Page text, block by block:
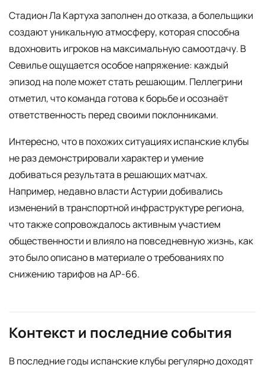
Стадион Ла Картуха заполнен до отказа, а болельщики
создают уникальную атмосферу, которая способна
вдохновить игроков на максимальную самоотдачу. В
Севилье ощущается особое напряжение: каждый
эпизод на поле может стать решающим. Пеллегрини
отметил, что команда готова к борьбе и осознаёт
ответственность перед своими поклонниками.
Интересно, что в похожих ситуациях испанские клубы
не раз демонстрировали характер и умение
добиваться результата в решающих матчах.
Например, недавно власти Астурии добивались
изменений в транспортной инфраструктуре региона,
что также сопровождалось активным участием
общественности и влияло на повседневную жизнь, как
это было описано в материале о требованиях по
снижению тарифов на AP-66.
Контекст и последние события
В последние годы испанские клубы регулярно доходят